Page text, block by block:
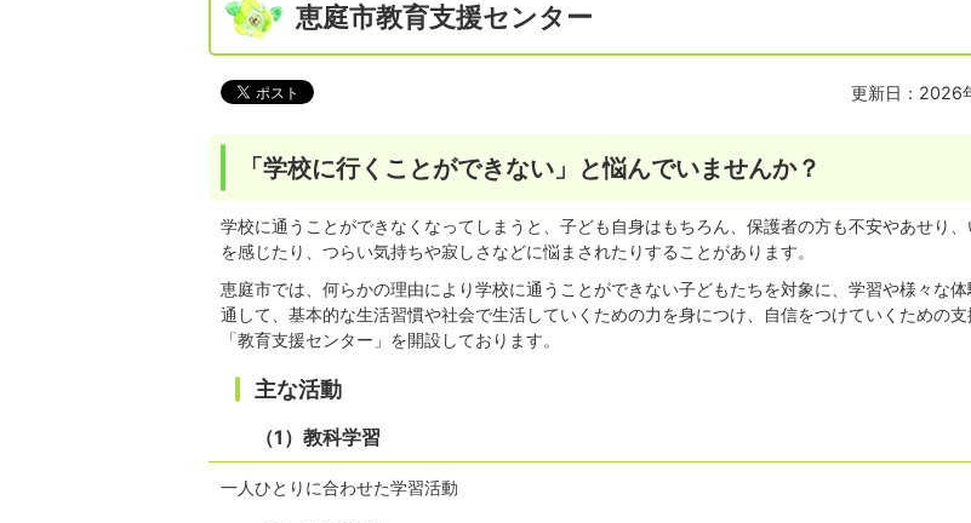
恵庭市教育支援センター
更新日：2026
「学校に行くことができない」と悩んでいませんか？
学校に通うことができなくなってしまうと、子ども自身はもちろん、保護者の方も不安やあせり、
を感じたり、つらい気持ちや寂しさなどに悩まされたりすることがあります。
恵庭市では、何らかの理由により学校に通うことができない子どもたちを対象に、学習や様々な体
通して、基本的な生活習慣や社会で生活していくための力を身につけ、自信をつけていくための支
「教育支援センター」を開設しております。
主な活動
（1）教科学習
一人ひとりに合わせた学習活動